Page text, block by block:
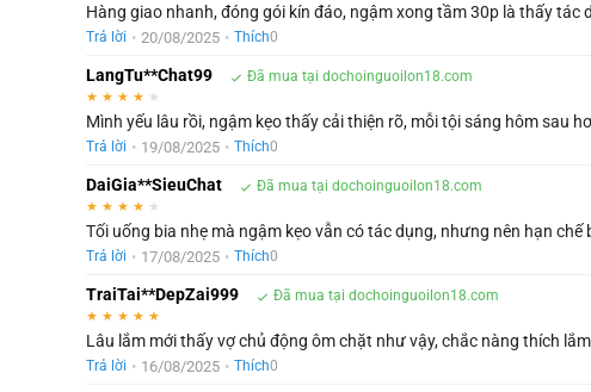
Hàng giao nhanh, đóng gói kín đáo, ngậm xong tầm 30p là thấy
Trả lời • 20/08/2025 • Thích0
LangTu**Chat99 Đã mua tại dochoinguoilon18.com
★ ★ ★ ★ ★
Mình yếu lâu rồi, ngậm kẹo thấy cải thiện rõ, mỗi tội sáng hôm sau
Trả lời • 19/08/2025 • Thích0
DaiGia**SieuChat Đã mua tại dochoinguoilon18.com
★ ★ ★ ★ ★
Tối uống bia nhẹ mà ngậm kẹo vẫn có tác dụng, nhưng nên hạn chế
Trả lời • 17/08/2025 • Thích0
TraiTai**DepZai999 Đã mua tại dochoinguoilon18.com
★ ★ ★ ★ ★
Lâu lắm mới thấy vợ chủ động ôm chặt như vậy, chắc nàng thích
Trả lời • 16/08/2025 • Thích0